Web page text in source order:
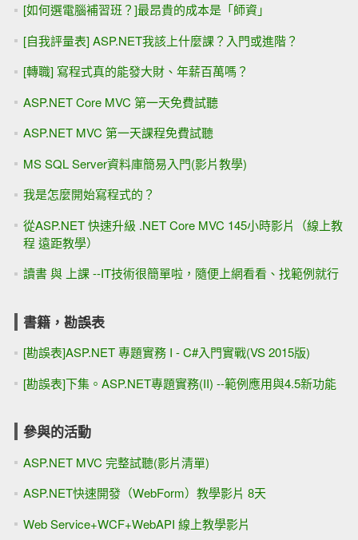
[如何選電腦補習班？]最昂貴的成本是「師資」
[自我評量表] ASP.NET我該上什麼課？入門或進階？
[轉職] 寫程式真的能發大財、年薪百萬嗎？
ASP.NET Core MVC 第一天免費試聽
ASP.NET MVC 第一天課程免費試聽
MS SQL Server資料庫簡易入門(影片教學)
我是怎麼開始寫程式的？
從ASP.NET 快速升級 .NET Core MVC 145小時影片（線上教
程 遠距教學）
讀書 與 上課 --IT技術很簡單啦，隨便上網看看、找範例就行
書籍，勘誤表
[勘誤表]ASP.NET 專題實務 I - C#入門實戰(VS 2015版)
[勘誤表]下集。ASP.NET專題實務(II) --範例應用與4.5新功能
參與的活動
ASP.NET MVC 完整試聽(影片清單)
ASP.NET快速開發（WebForm）教學影片 8天
Web Service+WCF+WebAPI 線上教學影片